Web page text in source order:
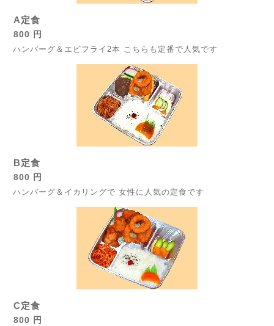
A定食
800 円
ハンバーグ＆エビフライ2本 こちらも定番で人気です
B定食
800 円
ハンバーグ＆イカリングで 女性に人気の定食です
C定食
800 円